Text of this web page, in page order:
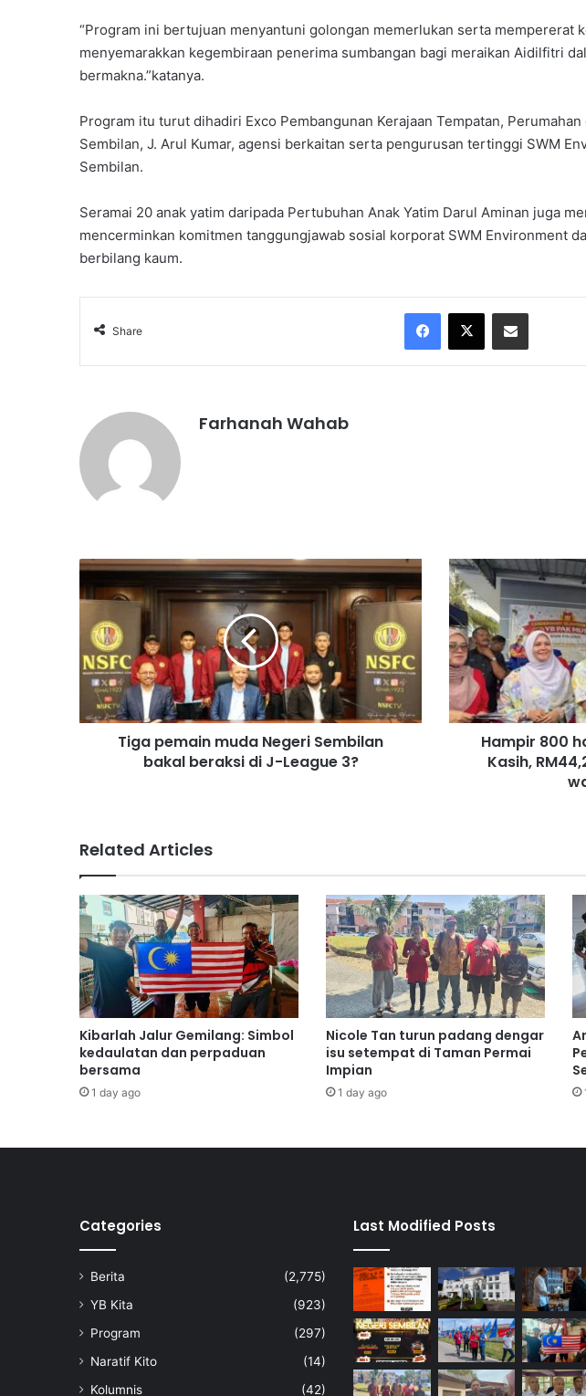
“Program ini bertujuan menyantuni golongan memerlukan serta mempererat
menyemarakkan kegembiraan penerima sumbangan bagi meraikan Aidilfitri
bermakna.”katanya.
Program itu turut dihadiri Exco Pembangunan Kerajaan Tempatan,
Sembilan, J. Arul Kumar, agensi berkaitan serta pengurusan tertinggi SWM
Sembilan.
Seramai 20 anak yatim daripada Pertubuhan Anak Yatim Darul Aminan juga
mencerminkan komitmen tanggungjawab sosial korporat SWM Environment
berbilang kaum.
Share
Farhanah Wahab
T
i
e
i
e
g
e
r
i
S
e
m
b
i
l
a
n
e
k
d
-
Tiga pemain muda Negeri Sembilan
bakal beraksi di J-League 3?
H
a
m
p
i
r
8
0
0
o
g
r
a
m
S
e
j
m
,
4
4
,
2
0
0
d
Hampir 800
Kasih,
Related Articles
Kibarlah Jalur Gemilang: Simbol
kedaulatan dan perpaduan
bersama
1 day ago
Nicole Tan turun padang dengar
isu setempat di Taman Permai
Impian
1 day ago
Categories
Berita
(2,775)
YB Kita
(923)
Program
(297)
Naratif Kito
(14)
Kolumnis
(42)
Last Modified Posts